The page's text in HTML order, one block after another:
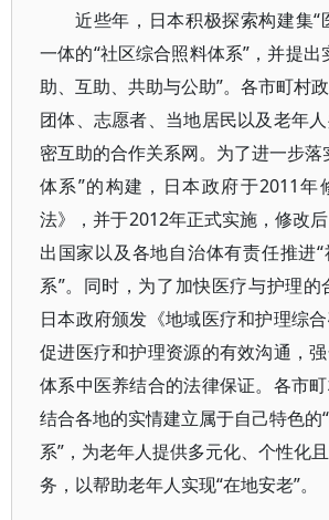
近些年，日本积极探索构建集“
一体的“社区综合照料体系”，并提出
助、互助、共助与公助”。各市町村
团体、志愿者、当地居民以及老年
密互助的合作关系网。为了进一步落
体系”的构建，日本政府于2011年
法》，并于2012年正式实施，修改
出国家以及各地自治体有责任推进
系”。同时，为了加快医疗与护理的
日本政府颁发《地域医疗和护理综
促进医疗和护理资源的有效沟通，
体系中医养结合的法律保证。各市町
结合各地的实情建立属于自己特色的
系”，为老年人提供多元化、个性化
务，以帮助老年人实现“在地安老”。